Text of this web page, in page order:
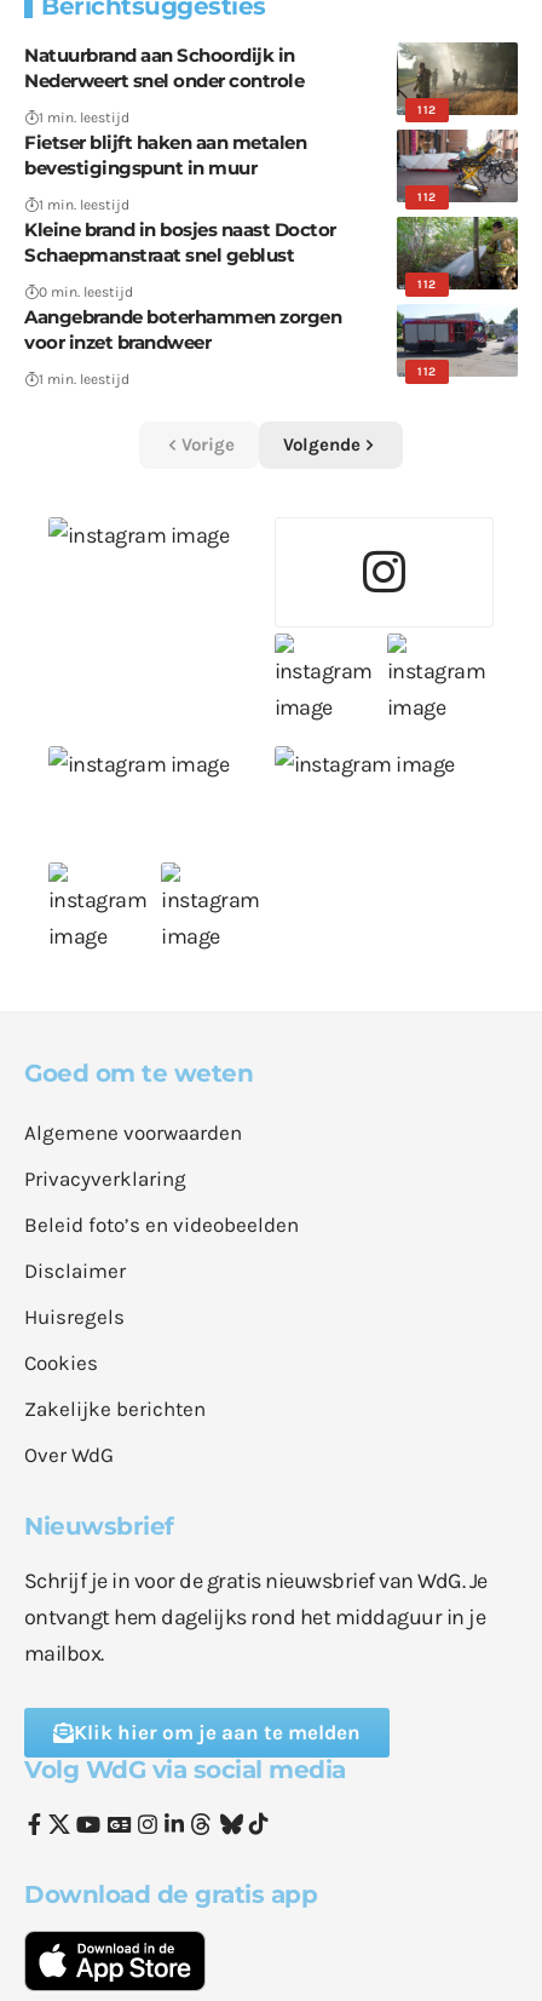
Berichtsuggesties
112
Natuurbrand aan Schoordijk in
Nederweert snel onder controle
1 min. leestijd
112
Fietser blijft haken aan metalen
bevestigingspunt in muur
1 min. leestijd
112
Kleine brand in bosjes naast Doctor
Schaepmanstraat snel geblust
0 min. leestijd
112
Aangebrande boterhammen zorgen
voor inzet brandweer
1 min. leestijd
Vorige Volgende
Goed om te weten
Algemene voorwaarden
Privacyverklaring
Beleid foto’s en videobeelden
Disclaimer
Huisregels
Cookies
Zakelijke berichten
Over WdG
Nieuwsbrief
Schrijf je in voor de gratis nieuwsbrief van WdG. Je
ontvangt hem dagelijks rond het middaguur in je
mailbox.
Klik hier om je aan te melden
Volg WdG via social media
Download de gratis app